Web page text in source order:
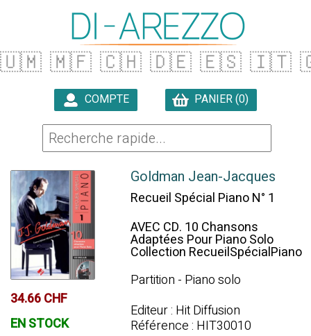
🇺🇲 🇲🇫 🇨🇭 🇩🇪 🇪🇸 🇮🇹
COMPTE PANIER (0)
34.66 CHF
EN STOCK
Goldman Jean-Jacques
Recueil Spécial Piano N° 1
AVEC CD. 10 Chansons
Adaptées Pour Piano Solo
Collection RecueilSpécialPiano
Partition - Piano solo
Editeur : Hit Diffusion
Référence : HIT30010